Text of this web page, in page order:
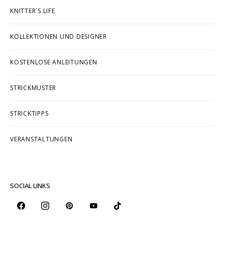
KNITTER´S LIFE
KOLLEKTIONEN UND DESIGNER
KOSTENLOSE ANLEITUNGEN
STRICKMUSTER
STRICKTIPPS
VERANSTALTUNGEN
SOCIAL LINKS